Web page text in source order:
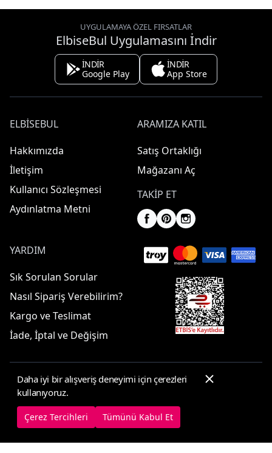
UYGULAMAYA ÖZEL FIRSATLAR
ElbiseBul Uygulamasını İndir
İNDİR
Google Play
İNDİR
App Store
ELBISEBUL
Hakkımızda
İletişim
Kullanıcı Sözleşmesi
Aydınlatma Metni
ARAMIZA KATIL
Satış Ortaklığı
Mağazanı Aç
TAKIP ET
YARDIM
Sık Sorulan Sorular
Nasıl Sipariş Verebilirim?
Kargo ve Teslimat
İade, İptal ve Değişim
© 2025 ElbiseBul -
Çerez Tercihleri Çerez Politikası
Daha iyi bir alışveriş deneyimi için çerezleri
kullanıyoruz.
Çerez Tercihleri Tümünü Kabul Et